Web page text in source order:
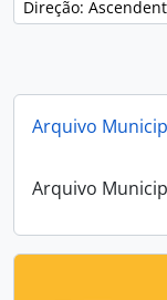
Direção:
Arquivo
Arquivo